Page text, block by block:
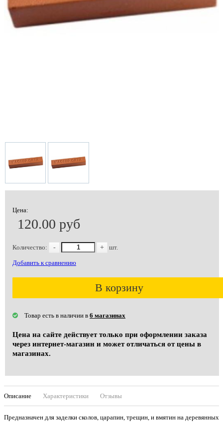
Цена:
120.00 руб
Количество: - + шт.
Добавить к сравнению
В корзину
Товар есть в наличии в 6 магазинах
Цена на сайте действует только при оформлении заказа
через интернет-магазин и может отличаться от цены в
магазинах.
Описание Характеристики Отзывы
Предназначен для заделки сколов, царапин, трещин, и вмятин на деревянных